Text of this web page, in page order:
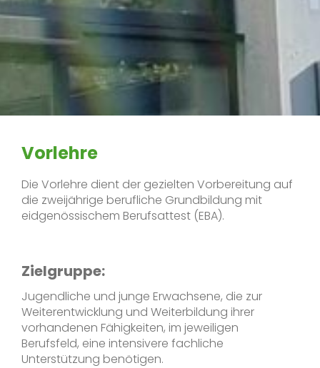
Vorlehre
Die Vorlehre dient der gezielten Vorbereitung auf
die zweijährige berufliche Grundbildung mit
eidgenössischem Berufsattest (EBA).
Zielgruppe:
Jugendliche und junge Erwachsene, die zur
Weiterentwicklung und Weiterbildung ihrer
vorhandenen Fähigkeiten, im jeweiligen
Berufsfeld, eine intensivere fachliche
Unterstützung benötigen.